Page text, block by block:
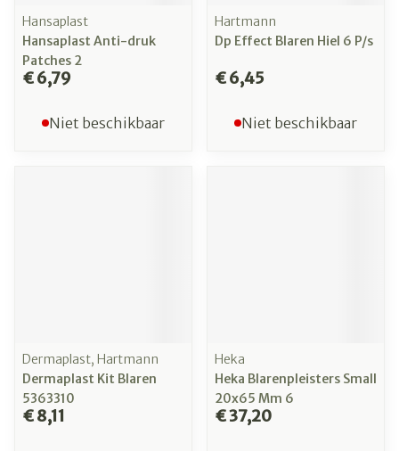
Hansaplast
Hansaplast Anti-druk
Patches 2
€ 6,79
Niet beschikbaar
Hartmann
Dp Effect Blaren Hiel 6 P/s
€ 6,45
Niet beschikbaar
Dermaplast, Hartmann
Dermaplast Kit Blaren
5363310
€ 8,11
Heka
Heka Blarenpleisters Small
20x65 Mm 6
€ 37,20